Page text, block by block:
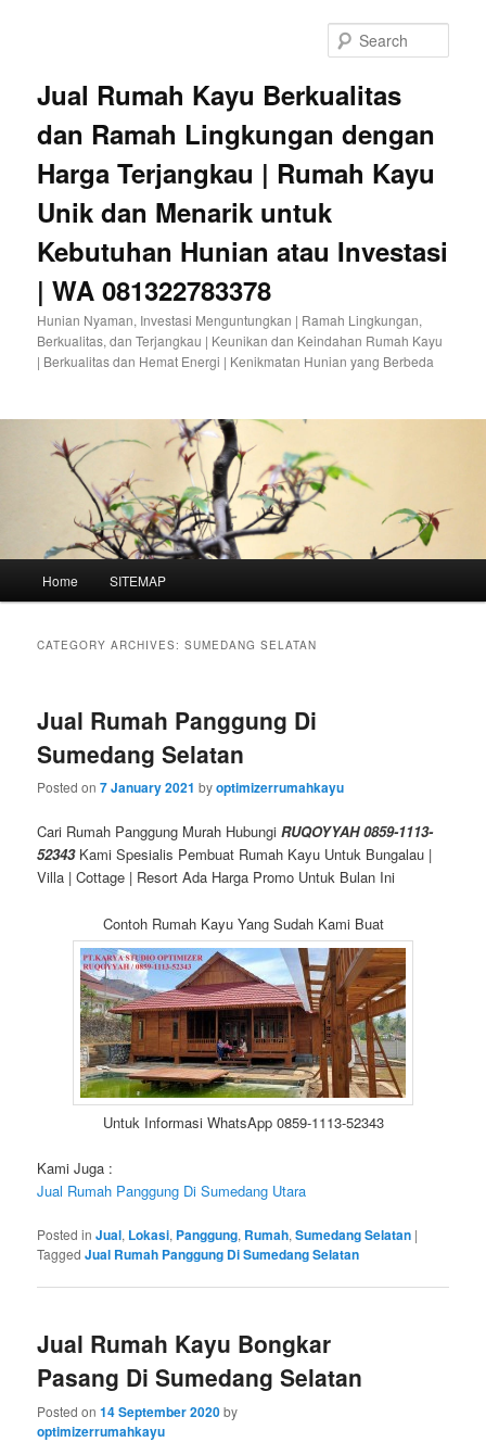
Jual Rumah Kayu Berkualitas
dan Ramah Lingkungan dengan
Harga Terjangkau | Rumah Kayu
Unik dan Menarik untuk
Kebutuhan Hunian atau Investasi
| WA 081322783378
Hunian Nyaman, Investasi Menguntungkan | Ramah Lingkungan,
Berkualitas, dan Terjangkau | Keunikan dan Keindahan Rumah Kayu
| Berkualitas dan Hemat Energi | Kenikmatan Hunian yang Berbeda
Skip
content
Skip
content
Home SITEMAP
CATEGORY ARCHIVES:SUMEDANG SELATAN
Jual Rumah Panggung Di
Sumedang Selatan
Posted on7 January 2021 byoptimizerrumahkayu
Cari Rumah Panggung Murah HubungiRUQOYYAH 0859-1113-
52343Kami Spesialis Pembuat Rumah Kayu Untuk Bungalau |
Villa | Cottage | Resort Ada Harga Promo Untuk Bulan Ini
Contoh Rumah Kayu Yang Sudah Kami Buat
Untuk Informasi WhatsApp 0859-1113-52343
Kami Juga :
Jual Rumah Panggung Di Sumedang Utara
Posted in Jual, Lokasi, Panggung, Rumah,Sumedang Selatan |
Tagged Jual Rumah Panggung Di Sumedang Selatan
Jual Rumah Kayu Bongkar
Pasang Di Sumedang Selatan
Posted on14 September 2020by
optimizerrumahkayu